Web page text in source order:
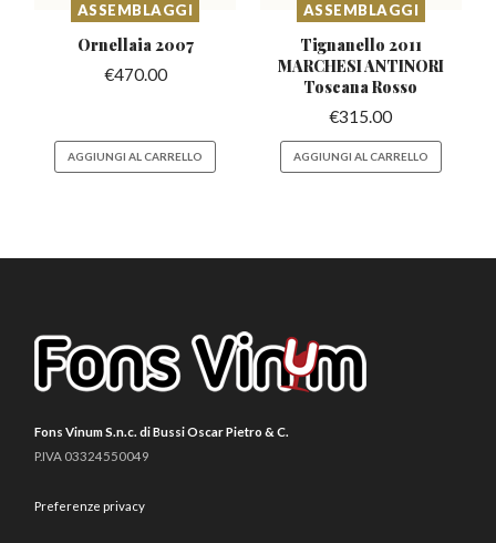
ASSEMBLAGGI
Ornellaia 2007
€470.00
AGGIUNGI AL CARRELLO
ASSEMBLAGGI
Tignanello 2011
MARCHESIANTINORI
Toscana Rosso
€315.00
AGGIUNGI AL CARRELLO
Fons Vinum S.n.c. di Bussi Oscar Pietro & C.
P.IVA 03324550049
Preferenze privacy